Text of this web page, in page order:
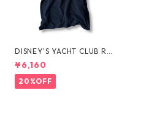
DISNEY'S YACHT CLUB RES
ORT Tee
¥6,160
20%OFF